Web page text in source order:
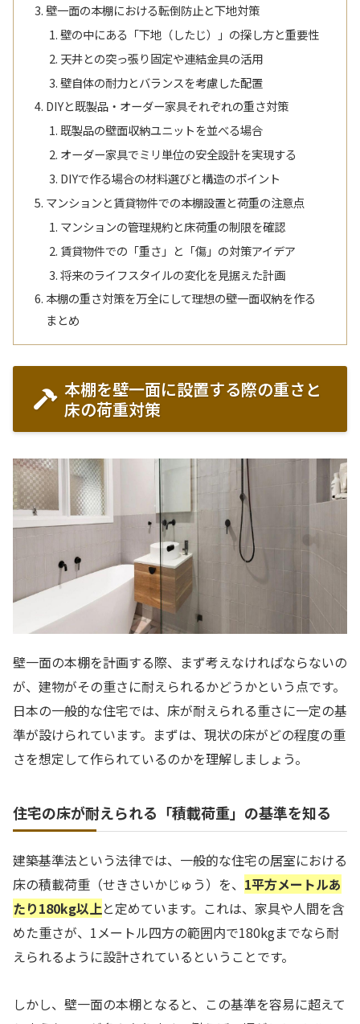
壁一面の本棚における転倒防止と下地対策
壁の中にある「下地（したじ）」の探し方と重要性
天井との突っ張り固定や連結金具の活用
壁自体の耐力とバランスを考慮した配置
DIYと既製品・オーダー家具それぞれの重さ対策
既製品の壁面収納ユニットを並べる場合
オーダー家具でミリ単位の安全設計を実現する
DIYで作る場合の材料選びと構造のポイント
マンションと賃貸物件での本棚設置と荷重の注意点
マンションの管理規約と床荷重の制限を確認
賃貸物件での「重さ」と「傷」の対策アイデア
将来のライフスタイルの変化を見据えた計画
本棚の重さ対策を万全にして理想の壁一面収納を作る
まとめ
本棚を壁一面に設置する際の重さと
床の荷重対策
壁一面の本棚を計画する際、まず考えなければならないの
が、建物がその重さに耐えられるかどうかという点です。
日本の一般的な住宅では、床が耐えられる重さに一定の基
準が設けられています。まずは、現状の床がどの程度の重
さを想定して作られているのかを理解しましょう。
住宅の床が耐えられる「積載荷重」の基準を知る
建築基準法という法律では、一般的な住宅の居室における
床の積載荷重（せきさいかじゅう）を、 1平方メートルあ
たり180kg以上と定めています。これは、家具や人間を含
めた重さが、1メートル四方の範囲内で180kgまでなら耐
えられるように設計されているということです。
しかし、壁一面の本棚となると、この基準を容易に超えて